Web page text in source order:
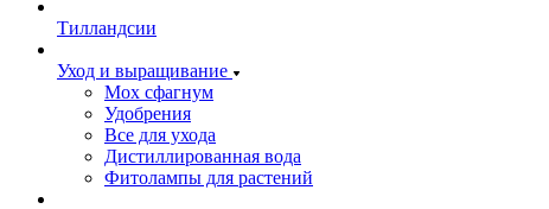
Тилландсии
Уход и выращивание
Мох сфагнум
Удобрения
Все для ухода
Дистиллированная вода
Фитолампы для растений